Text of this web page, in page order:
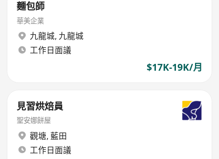
麵包師
華美企業
九龍城, 九龍城
工作日面議
$17K-19K/月
見習烘焙員
聖安娜餅屋
觀塘, 藍田
工作日面議